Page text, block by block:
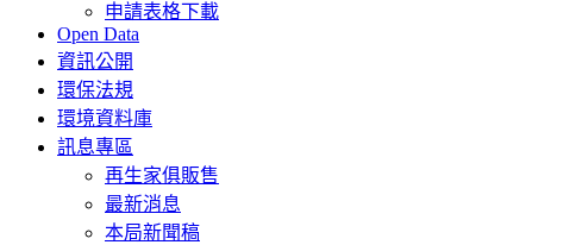
申請表格下載
Open Data
資訊公開
環保法規
環境資料庫
訊息專區
再生家俱販售
最新消息
本局新聞稿